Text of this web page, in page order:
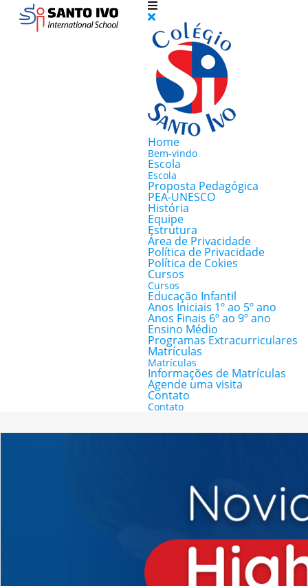
Home
Bem-vindo
Escola
Escola
Proposta Pedagógica
PEA-UNESCO
História
Equipe
Estrutura
Área de Privacidade
Política de Privacidade
Política de Cokies
Cursos
Cursos
Educação Infantil
Anos Iniciais 1º ao 5º ano
Anos Finais 6º ao 9º ano
Ensino Médio
Programas Extracurriculares
Matrículas
Matrículas
Informações de Matrículas
Agende uma visita
Contato
Contato